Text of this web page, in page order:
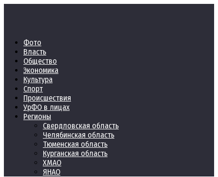
Фото
Власть
Общество
Экономика
Культура
Спорт
Происшествия
УрФО в лицах
Регионы
Свердловская область
Челябинская область
Тюменская область
Курганская область
ХМАО
ЯНАО